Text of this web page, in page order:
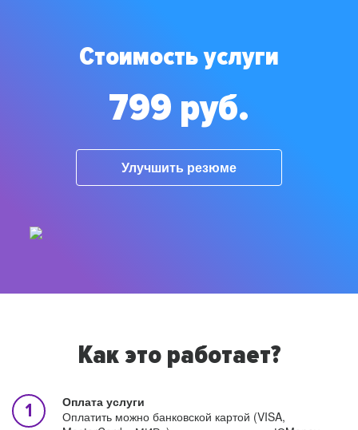
Стоимость услуги
799 руб.
Улучшить резюме
Как это работает?
Оплата услуги
Оплатить можно банковской картой (VISA,